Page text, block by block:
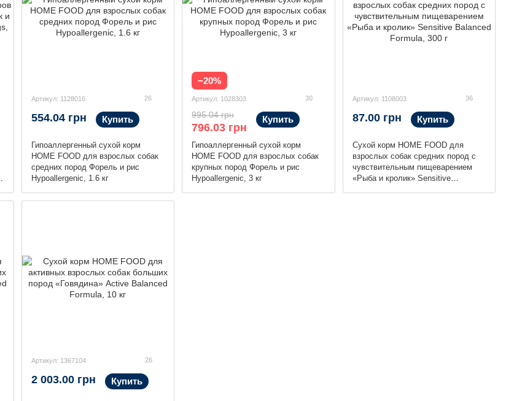
Артикул: 1128016 26
Гипоаллергенный сухой корм
HOME FOOD для взрослых собак
средних пород Форель и рис
Hypoallergenic, 1.6 кг
554.04 грн Купить
−20%
Артикул: 1028303 30
Гипоаллергенный сухой корм
HOME FOOD для взрослых собак
крупных пород Форель и рис
Hypoallergenic, 3 кг
995.04 грн
796.03 грн
Купить
Артикул: 1108003 36
Сухой корм HOME FOOD для
взрослых собак средних пород с
чувствительным пищеварением
«Рыба и кролик» Sensitive
87.00 грн Купить
Артикул: 1367104 26
2 003.00 грн Купить